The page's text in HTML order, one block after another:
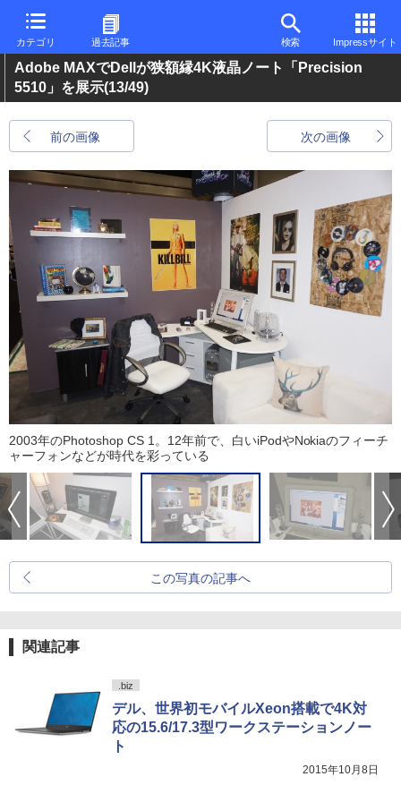
カテゴリ 過去記事 検索 Impressサイト
Adobe MAXでDellが狭額縁4K液晶ノート「Precision
5510」を展示(13/49)
前の画像 次の画像
2003年のPhotoshop CS 1。12年前で、白いiPodやNokiaのフィーチ
ャーフォンなどが時代を彩っている
この写真の記事へ
関連記事
.biz
デル、世界初モバイルXeon搭載で4K対
応の15.6/17.3型ワークステーションノー
ト
2015年10月8日